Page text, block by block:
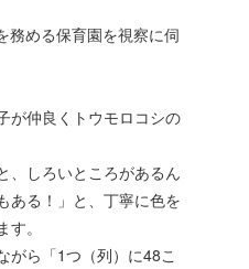
務める保育園を視察に伺
が仲良くトウモロコシの
、しろいところがあるん
ある！」と、丁寧に色を
。
がら「1つ（列）に48こ